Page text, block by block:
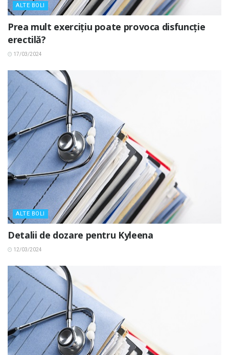
ALTE BOLI
Prea mult exercițiu poate provoca disfuncție
erectilă?
17/03/2024
ALTE BOLI
Detalii de dozare pentru Kyleena
12/03/2024